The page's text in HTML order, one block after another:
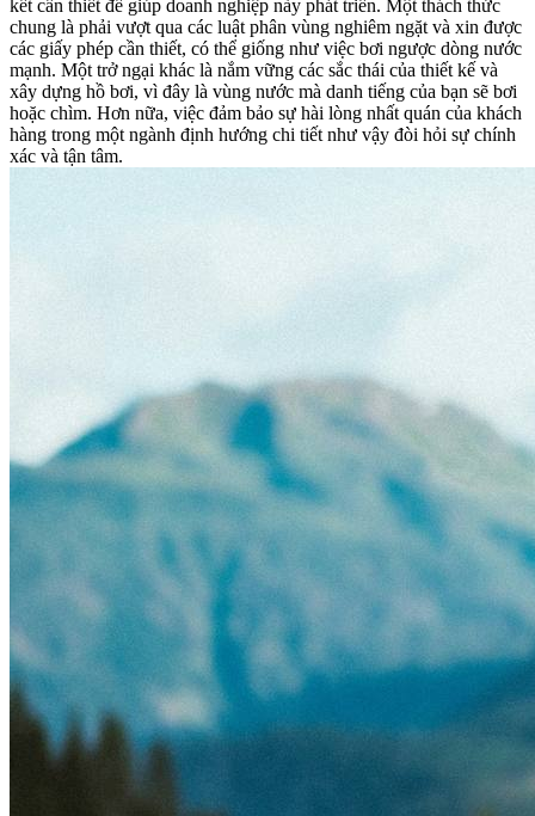
kết cần thiết để giúp doanh nghiệp này phát triển. Một thách thức
chung là phải vượt qua các luật phân vùng nghiêm ngặt và xin được
các giấy phép cần thiết, có thể giống như việc bơi ngược dòng nước
mạnh. Một trở ngại khác là nắm vững các sắc thái của thiết kế và
xây dựng hồ bơi, vì đây là vùng nước mà danh tiếng của bạn sẽ bơi
hoặc chìm. Hơn nữa, việc đảm bảo sự hài lòng nhất quán của khách
hàng trong một ngành định hướng chi tiết như vậy đòi hỏi sự chính
xác và tận tâm.